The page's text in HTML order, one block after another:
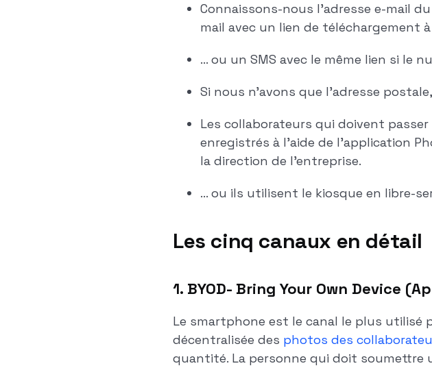
Connaissons-nous l'adresse e-mail
mail avec un lien de téléchargement
... ou un SMS avec le même lien si le
Si nous n'avons que l'adresse
Les collaborateurs qui doivent
enregistrés à l'aide de l'application
la direction de l'entreprise.
... ou ils utilisent le kiosque en libre-
Les cinq canaux en détail
1. BYOD- Bring Your Own Device
Le smartphone est le canal le plus utilisé
décentralisée des photos des
quantité. La personne qui doit